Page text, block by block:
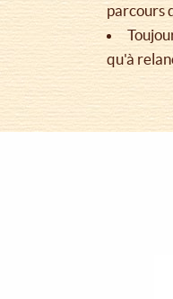
parcours
qu'à